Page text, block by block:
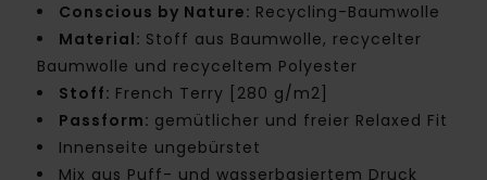
Conscious by Nature: Recycling-Baumwolle
Material: Stoff aus Baumwolle, recycelter
Baumwolle und recyceltem Polyester
Stoff: French Terry [280 g/m2]
Passform: gemütlicher und freier Relaxed Fit
Innenseite ungebürstet
Mix aus Puff- und wasserbasiertem Druck